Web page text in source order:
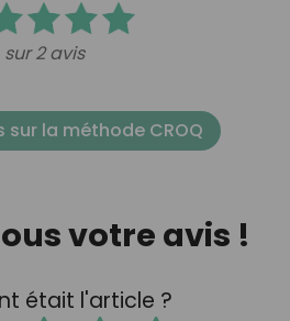
sur 2 avis
sur la méthode CROQ
votre avis !
était l'article ?